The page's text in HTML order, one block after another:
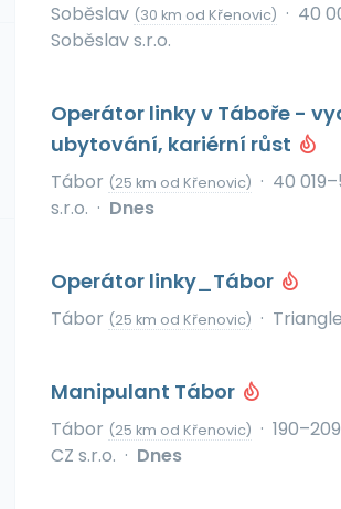
Soběslav (30 km od Křenovic) · 40
Soběslav s.r.o.
Operátor linky v Táboře -
ubytování, kariérní růst
Tábor (25 km od Křenovic) · 40
s.r.o. · Dnes
Operátor linky_Tábor
Tábor (25 km od Křenovic) ·
Manipulant Tábor
Tábor (25 km od Křenovic) ·
CZ s.r.o. · Dnes